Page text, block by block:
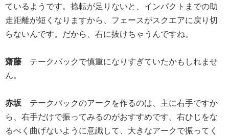
ているようです。捻転が足りないと、インパクトまでの助
走距離が短くなりますから、フェースがスクエアに戻り切
らないんです。だから、右に抜けちゃうんですね。
齋藤 テークバックで慎重になりすぎていたかもしれませ
ん。
赤坂 テークバックのアークを作るのは、主に右手ですか
ら、右手だけで振ってみるのがおすすめです。右ひじをな
るべく曲げないように意識して、大きなアークで振ってく